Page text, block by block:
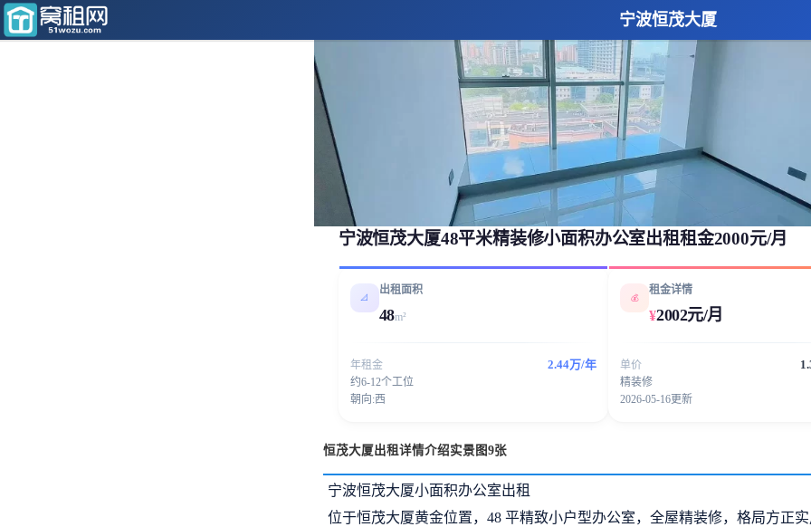
宁波恒茂大厦
宁波恒茂大厦48平米精装修小面积办公室出租租金2000元/月
📐
出租面积
48m²
年租金 2.44万/年
约6-12个工位
朝向:西
💰
租金详情
¥2002元/月
单价
精装修
2026-05-16更新
恒茂大厦出租详情介绍实景图9张
宁波恒茂大厦小面积办公室出租
位于恒茂大厦黄金位置，48 平精致小户型办公室，全屋精装修，格局方正